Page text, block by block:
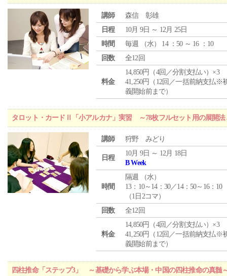
講師
森信 彰雄
日程
10月 9日 ～ 12月 25日
時間
毎週 （水） 14 ：50 ～ 16 ：10
回数
全12回
料金
14,850円（4回／分割支払い）×3
41,250円（12回／一括前納支払※
義開始前まで）
タロット・カードⅡ「小アルカナ」実習 ～78枚フルセット用の展開法
講師 狩野 みどり
日程
10月 9日 ～ 12月 18日
B Week
時間
隔週 （水）
13：10～14：30／14：50～16：10
（1日2コマ）
回数
全12回
料金
14,850円（4回／分割支払い）×3
41,250円（12回／一括前納支払※
義開始前まで）
四柱推命「ステップ3」 ～基礎から学ぶ本場・中国の四柱推命の真髄